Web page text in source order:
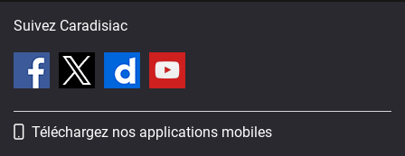
Suivez Caradisiac
Téléchargez nos applications mobiles